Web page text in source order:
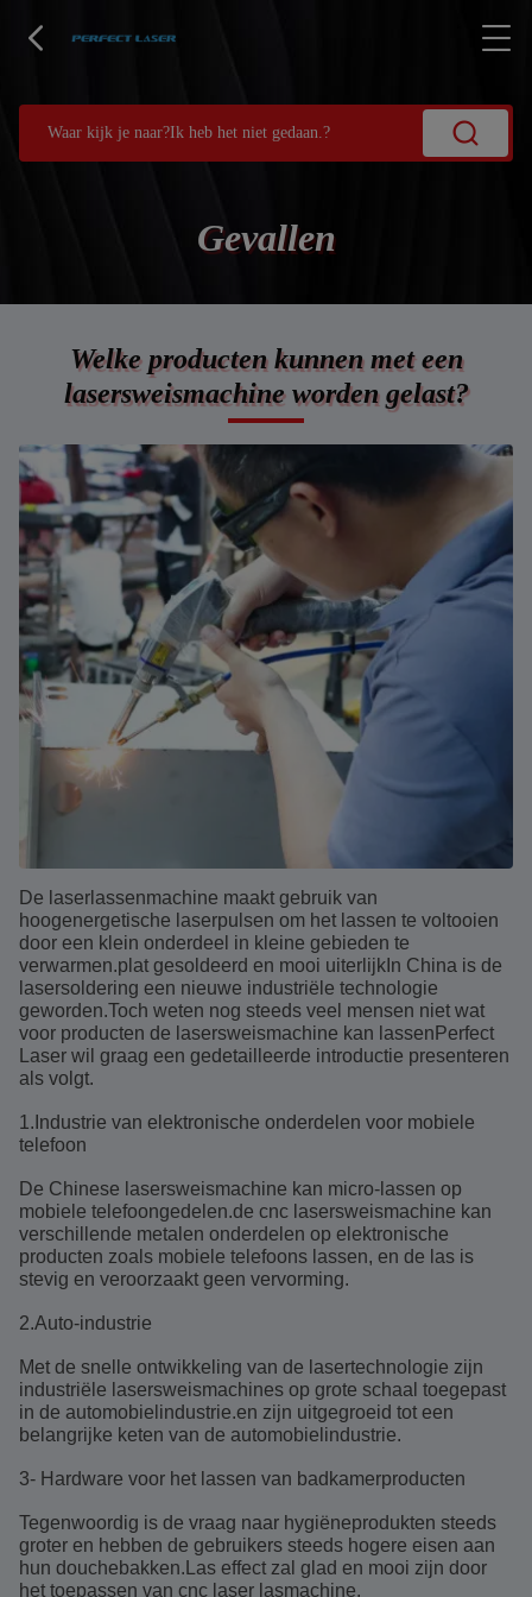
Gevallen
Welke producten kunnen met een
lasersweismachine worden gelast?
De laserlassenmachine maakt gebruik van
hoogenergetische laserpulsen om het lassen te voltooien
door een klein onderdeel in kleine gebieden te
verwarmen.plat gesoldeerd en mooi uiterlijkIn China is de
lasersoldering een nieuwe industriële technologie
geworden.Toch weten nog steeds veel mensen niet wat
voor producten de lasersweismachine kan lassenPerfect
Laser wil graag een gedetailleerde introductie presenteren
als volgt.
1.Industrie van elektronische onderdelen voor mobiele
telefoon
De Chinese lasersweismachine kan micro-lassen op
mobiele telefoongedelen.de cnc lasersweismachine kan
verschillende metalen onderdelen op elektronische
producten zoals mobiele telefoons lassen, en de las is
stevig en veroorzaakt geen vervorming.
2.Auto-industrie
Met de snelle ontwikkeling van de lasertechnologie zijn
industriële lasersweismachines op grote schaal toegepast
in de automobielindustrie.en zijn uitgegroeid tot een
belangrijke keten van de automobielindustrie.
3- Hardware voor het lassen van badkamerproducten
Tegenwoordig is de vraag naar hygiëneprodukten steeds
groter en hebben de gebruikers steeds hogere eisen aan
hun douchebakken.Las effect zal glad en mooi zijn door
het toepassen van cnc laser lasmachine.